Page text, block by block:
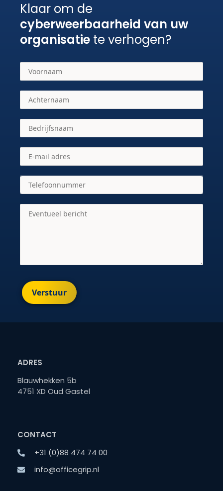
Klaar om de
cyberweerbaarheid van uw
organisatie te verhogen?
Verstuur
ADRES
Blauwhekken 5b
4751 XD Oud Gastel
CONTACT
+31 (0)88 474 74 00
info@officegrip.nl